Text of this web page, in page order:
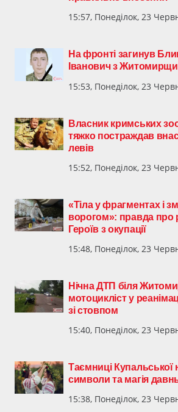
15:57, Понеділок, 23
На фронті загинув
Іванович з
15:53, Понеділок, 23
Власник кримських
тяжко постраждав
левів
15:52, Понеділок, 23
«Тіла у фрагментах і
ворогом»: правда про
Героїв з окупації
15:48, Понеділок, 23
Нічна ДТП біля
мотоцикліст у
зі стовпом
15:40, Понеділок, 23
Таємниці Купальської
символи та магія
15:38, Понеділок, 23